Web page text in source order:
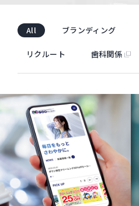
All ブランディング
リクルート 歯科関係